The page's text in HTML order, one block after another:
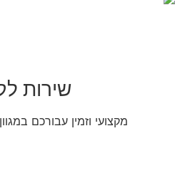
שירות
מקצועי וזמין עבורכם